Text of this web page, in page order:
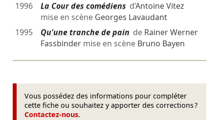
1996
La Cour des comédiens d’Antoine Vitez
mise en scène Georges Lavaudant
1995
Qu'une tranche de pain de Rainer Werner
Fassbindermise en scène Bruno Bayen
Vous possédez des informations pour compléter
cette fiche ou souhaitez y apporter des corrections ?
Contactez-nous.